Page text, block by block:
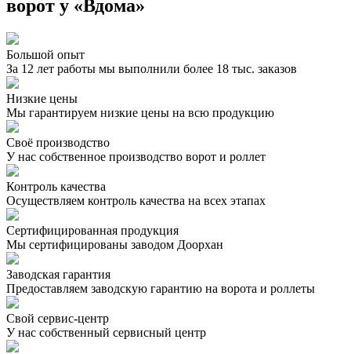
ворот у «Вдома»
Большой опыт
За 12 лет работы мы выполнили более 18 тыс. заказов
Низкие цены
Мы гарантируем низкие цены на всю продукцию
Своё производство
У нас собственное производство ворот и роллет
Контроль качества
Осуществляем контроль качества на всех этапах
Сертифицированная продукция
Мы сертифицированы заводом Доорхан
Заводская гарантия
Предоставляем заводскую гарантию на ворота и роллеты
Свой сервис-центр
У нас собственный сервисный центр